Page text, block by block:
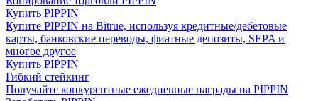
Торговые стратегии
Узнайте, как оставаться прибыльным
Купить PIPPIN
Купите PIPPIN на Bitrue, используя кредитные/дебетовые
карты, банковские переводы, фиатные депозиты, SEPA и
многое другое
Купить PIPPIN
Гибкий стейкинг
Получайте конкурентные ежедневные награды на PIPPIN